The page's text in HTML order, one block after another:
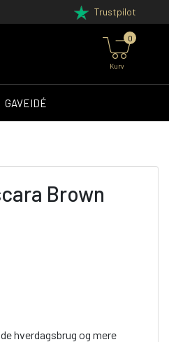
Trustpilot
Kurv
0
GAVEIDÉ
Brown
hverdagsbrug og mere